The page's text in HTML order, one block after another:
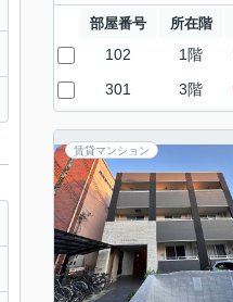
部屋番号 所在階
102 1階
301 3階
賃貸マンション